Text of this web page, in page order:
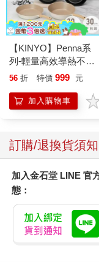
【KINYO】Penna系
列-輕量高效導熱不沾
平煎鍋30cm
56 折 特價 999 元
加入購物車
訂購/退換貨須知
加入金石堂 LINE 官
態：